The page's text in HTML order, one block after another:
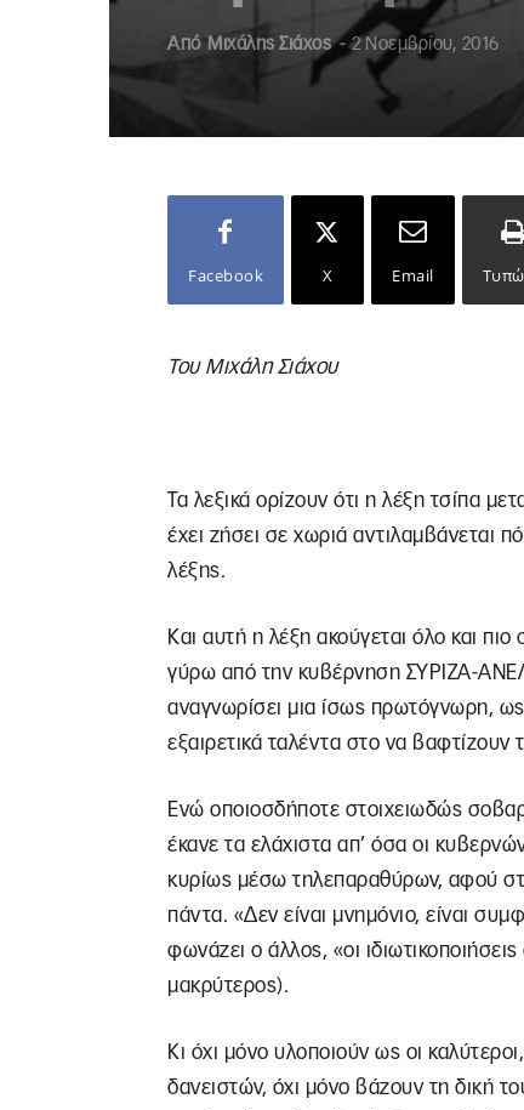
Από Μιχάλης Σιάχος - 2 Νοεμβρίου, 2016
Facebook X Email
Του Μιχάλη Σιάχου
Τα λεξικά ορίζουν ότι η λέξη τσίπα
έχει ζήσει σε χωριά αντιλαμβάνεται
λέξης.
Και αυτή η λέξη ακούγεται όλο και
γύρω από την κυβέρνηση ΣΥΡΙΖΑ-
αναγνωρίσει μια ίσως πρωτόγνωρη,
εξαιρετικά ταλέντα στο να βαφτίζουν
Ενώ οποιοσδήποτε στοιχειωδώς
έκανε τα ελάχιστα απ’ όσα οι
κυρίως μέσω τηλεπαραθύρων, αφού
πάντα. «Δεν είναι μνημόνιο, είναι
φωνάζει ο άλλος, «οι
μακρύτερος).
Κι όχι μόνο υλοποιούν ως οι
δανειστών, όχι μόνο βάζουν τη δική